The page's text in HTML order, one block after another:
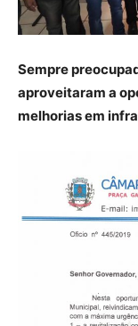
Sempre
aproveitaram a
melhorias em